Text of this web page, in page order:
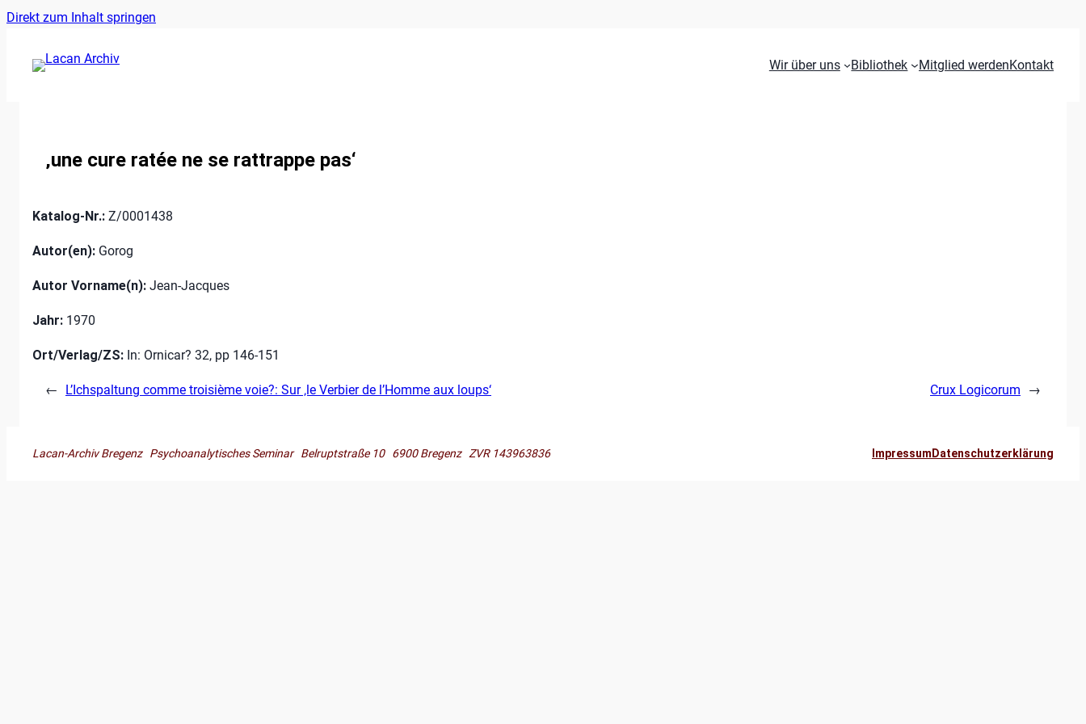
Direkt zum Inhalt springen
Wir über uns Bibliothek Mitglied werdenKontakt
‚une cure ratée ne se rattrappe pas‘
Katalog-Nr.: Z/0001438
Autor(en): Gorog
Autor Vorname(n): Jean-Jacques
Jahr: 1970
Ort/Verlag/ZS: In: Ornicar? 32, pp 146-151
← L’Ichspaltung comme troisième voie?: Sur ‚le Verbier de l’Homme aux loups‘ Crux Logicorum →
Lacan-Archiv Bregenz Psychoanalytisches Seminar Belruptstraße 10 6900 Bregenz ZVR 143963836 Impressum Datenschutzerklärung